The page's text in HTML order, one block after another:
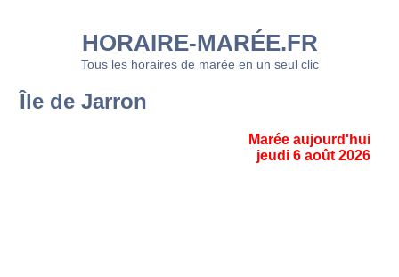
HORAIRE-MARÉE.FR
Tous les horaires de marée en un seul clic
Île de Jarron
Marée aujourd'hui
jeudi 6 août 2026